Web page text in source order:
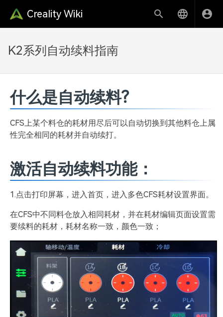
Creality Wiki
K2系列自动续料指南
什么是自动续料?
CFS上某个料仓的耗材用尽后可以自动切换到其他料仓上属
性完全相同的耗材并自动续打。
激活自动续料功能：
1.点击打印屏幕，进入首页，进入多色CFS耗材设置界面。
在CFS中不同料仓放入相同耗材，并在耗材编辑页面设置需
要续料的耗材，耗材名称一致，颜色一致；